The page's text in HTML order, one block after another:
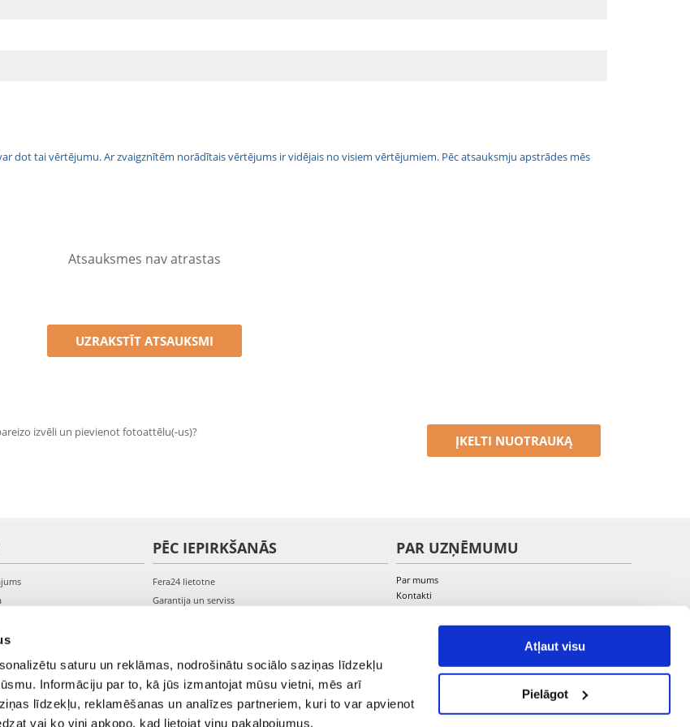
saturu un reklāmas, nodrošinātu sociālo saziņas līdzekļu
Informāciju par to, kā jūs izmantojat mūsu vietni, mēs arī
līdzekļu, reklamēšanas un analīzes partneriem, kuri to var apvienot
vai ko viņi apkopo, kad lietojat viņu pakalpojumus.
Atļaut visu
Pielāgot
dot tai vērtējumu. Ar zvaigznītēm norādītais vērtējums ir vidējais no visiem vērtējumiem. Pēc atsauksmju apstrādes mēs
Atsauksmes nav atrastas
UZRAKSTĪT ATSAUKSMI
izvēli un pievienot fotoattēlu(-us)?
ĮKELTI NUOTRAUKĄ
PĒC IEPIRKŠANĀS
Fera24 lietotne
Garantija un serviss
PAR UZŅĒMUMU
Par mums
Kontakti